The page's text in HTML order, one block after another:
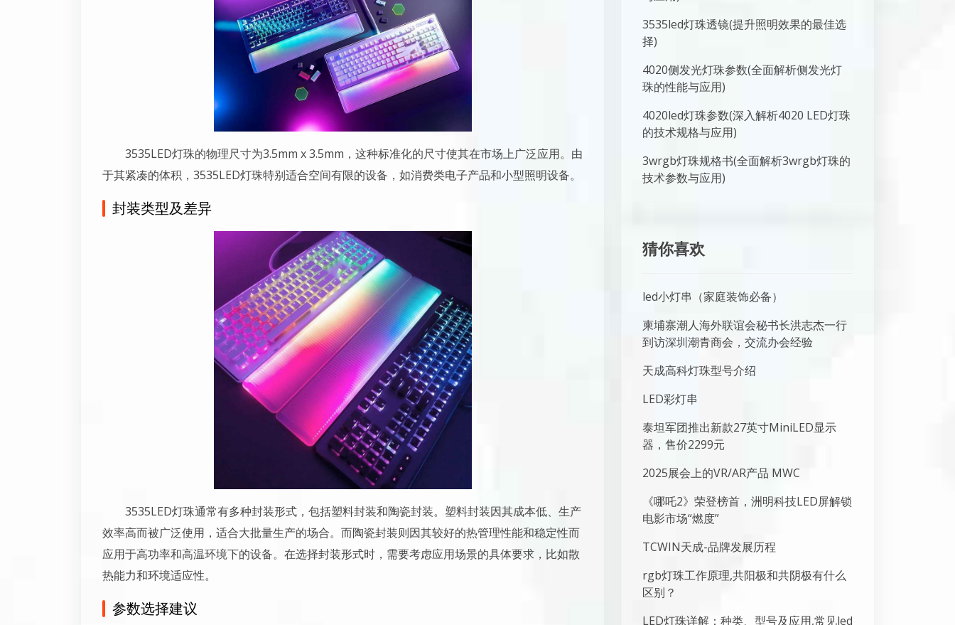
3535LED灯珠的物理尺寸为3.5mm x 3.5mm，这种标准化的尺寸使其在市场上广泛应用。由
于其紧凑的体积，3535LED灯珠特别适合空间有限的设备，如消费类电子产品和小型照明设备。
封装类型及差异
3535LED灯珠通常有多种封装形式，包括塑料封装和陶瓷封装。塑料封装因其成本低、生产
效率高而被广泛使用，适合大批量生产的场合。而陶瓷封装则因其较好的热管理性能和稳定性而
应用于高功率和高温环境下的设备。在选择封装形式时，需要考虑应用场景的具体要求，比如散
热能力和环境适应性。
参数选择建议
3535led灯珠透镜(提升照明效果的最佳选
择)
4020侧发光灯珠参数(全面解析侧发光灯
珠的性能与应用)
4020led灯珠参数(深入解析4020 LED灯珠
的技术规格与应用)
3wrgb灯珠规格书(全面解析3wrgb灯珠的
技术参数与应用)
猜你喜欢
led小灯串（家庭装饰必备）
柬埔寨潮人海外联谊会秘书长洪志杰一行
到访深圳潮青商会，交流办会经验
天成高科灯珠型号介绍
LED彩灯串
泰坦军团推出新款27英寸MiniLED显示
器，售价2299元
2025展会上的VR/AR产品 MWC
《哪吒2》荣登榜首，洲明科技LED屏解锁
电影市场“燃度”
TCWIN天成-品牌发展历程
rgb灯珠工作原理,共阳极和共阴极有什么
区别？
LED灯珠详解：种类、型号及应用,常见led